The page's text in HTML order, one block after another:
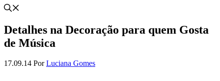
Detalhes na Decoração para quem Gosta
de Música
17.09.14 PorLuciana Gomes